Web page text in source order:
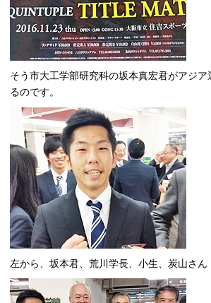
そう市大工学部研究科の坂本真宏君がアジ
るのです。
左から、坂本君、荒川学長、小生、炭山さん